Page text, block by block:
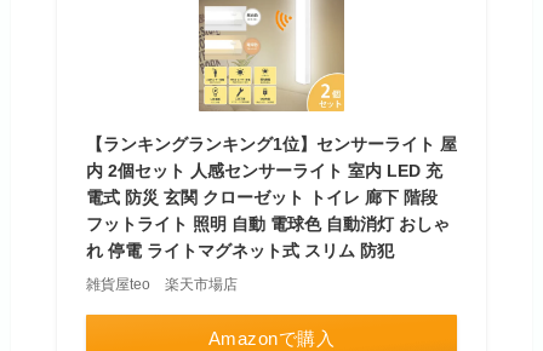
【ランキングランキング1位】センサーライト 屋
内 2個セット 人感センサーライト 室内 LED 充
電式 防災 玄関 クローゼット トイレ 廊下 階段
フットライト 照明 自動 電球色 自動消灯 おしゃ
れ 停電 ライトマグネット式 スリム 防犯
雑貨屋teo 楽天市場店
Amazonで購入